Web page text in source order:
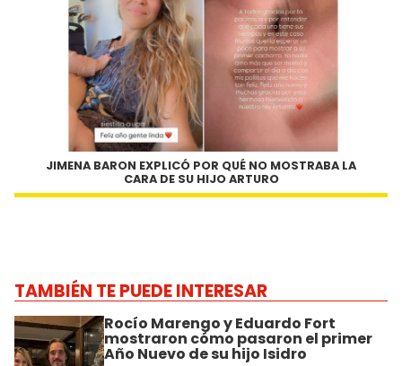
JIMENA BARON EXPLICÓ POR QUÉ NO MOSTRABA LA
CARA DE SU HIJO ARTURO
TAMBIÉN TE PUEDE INTERESAR
Rocío Marengo y Eduardo Fort
mostraron cómo pasaron el primer
Año Nuevo de su hijo Isidro